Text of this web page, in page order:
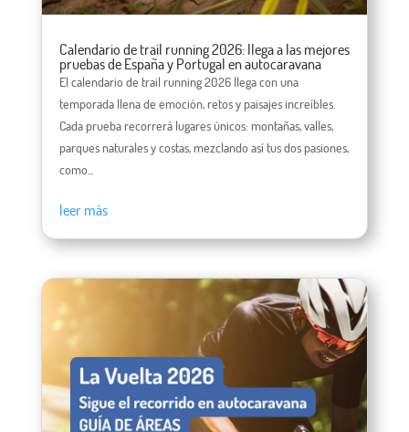
Calendario de trail running 2026: llega a las mejores
pruebas de España y Portugal en autocaravana
El calendario de trail running 2026 llega con una
temporada llena de emoción, retos y paisajes increíbles.
Cada prueba recorrerá lugares únicos: montañas, valles,
parques naturales y costas, mezclando así tus dos pasiones,
como...
leer más